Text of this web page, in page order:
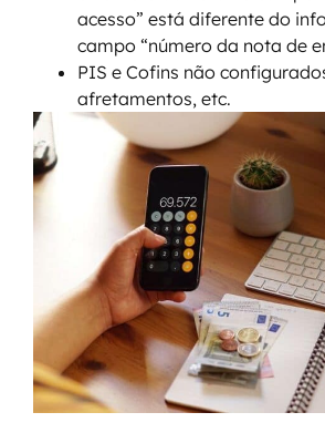
acesso” está diferente do
campo “número da nota de
PIS e Cofins não
afretamentos, etc.